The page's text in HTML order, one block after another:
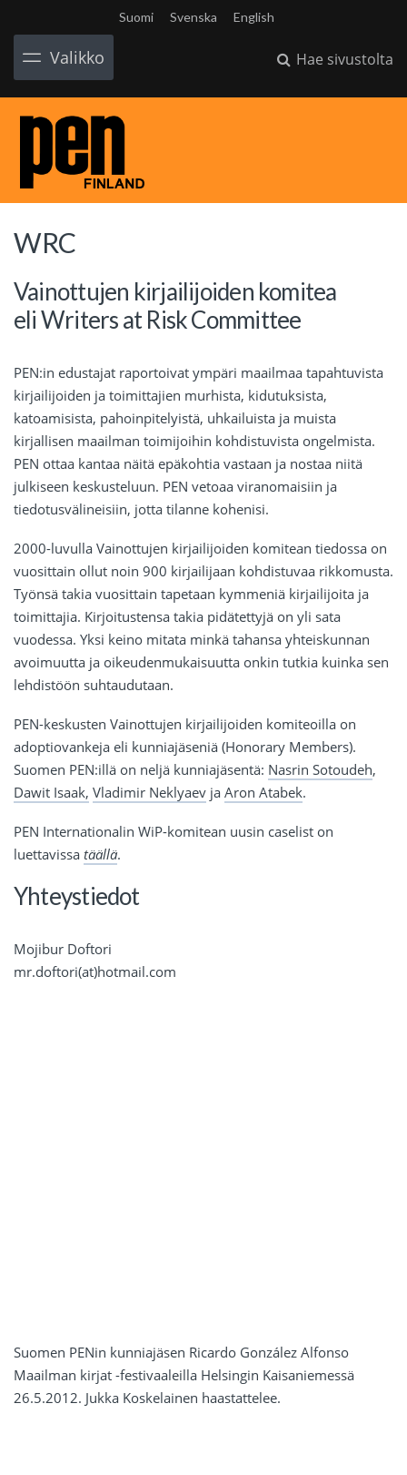
Suomi Svenska English
Valikko Hae sivustolta
WRC
Vainottujen kirjailijoiden komitea
eli Writers at Risk Committee
PEN:in edustajat raportoivat ympäri maailmaa tapahtuvista
kirjailijoiden ja toimittajien murhista, kidutuksista,
katoamisista, pahoinpitelyistä, uhkailuista ja muista
kirjallisen maailman toimijoihin kohdistuvista ongelmista.
PEN ottaa kantaa näitä epäkohtia vastaan ja nostaa niitä
julkiseen keskusteluun. PEN vetoaa viranomaisiin ja
tiedotusvälineisiin, jotta tilanne kohenisi.
2000-luvulla Vainottujen kirjailijoiden komitean tiedossa on
vuosittain ollut noin 900 kirjailijaan kohdistuvaa rikkomusta.
Työnsä takia vuosittain tapetaan kymmeniä kirjailijoita ja
toimittajia. Kirjoitustensa takia pidätettyjä on yli sata
vuodessa. Yksi keino mitata minkä tahansa yhteiskunnan
avoimuutta ja oikeudenmukaisuutta onkin tutkia kuinka sen
lehdistöön suhtaudutaan.
PEN-keskusten Vainottujen kirjailijoiden komiteoilla on
adoptiovankeja eli kunniajäseniä (Honorary Members).
Suomen PEN:illä on neljä kunniajäsentä: Nasrin Sotoudeh,
Dawit Isaak, Vladimir Neklyaev ja Aron Atabek.
PEN Internationalin WiP-komitean uusin caselist on
luettavissa täällä.
Yhteystiedot
Mojibur Doftori
mr.doftori(at)hotmail.com
Suomen PENin kunniajäsen Ricardo González Alfonso
Maailman kirjat -festivaaleilla Helsingin Kaisaniemessä
26.5.2012. Jukka Koskelainen haastattelee.